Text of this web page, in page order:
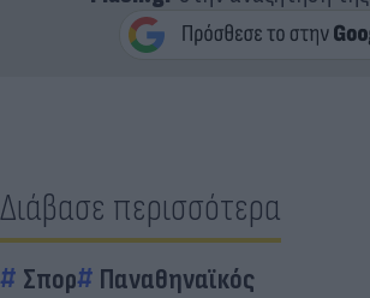
Διάβασε περισσότερα
Σπορ Παναθηναϊκός